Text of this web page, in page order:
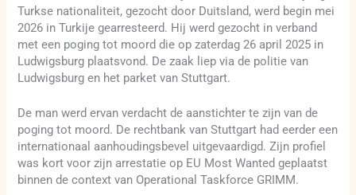
Turkse nationaliteit, gezocht door Duitsland, werd begin mei
2026 in Turkije gearresteerd. Hij werd gezocht in verband
met een poging tot moord die op zaterdag 26 april 2025 in
Ludwigsburg plaatsvond. De zaak liep via de politie van
Ludwigsburg en het parket van Stuttgart.
De man werd ervan verdacht de aanstichter te zijn van de
poging tot moord. De rechtbank van Stuttgart had eerder een
internationaal aanhoudingsbevel uitgevaardigd. Zijn profiel
was kort voor zijn arrestatie op EU Most Wanted geplaatst
binnen de context van Operational Taskforce GRIMM.